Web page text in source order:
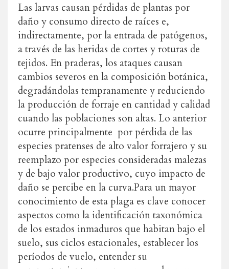
Las larvas causan pérdidas de plantas por
daño y consumo directo de raíces e,
indirectamente, por la entrada de patógenos,
a través de las heridas de cortes y roturas de
tejidos. En praderas, los ataques causan
cambios severos en la composición botánica,
degradándolas tempranamente y reduciendo
la producción de forraje en cantidad y calidad
cuando las poblaciones son altas. Lo anterior
ocurre principalmente por pérdida de las
especies pratenses de alto valor forrajero y su
reemplazo por especies consideradas malezas
y de bajo valor productivo, cuyo impacto de
daño se percibe en la curva.Para un mayor
conocimiento de esta plaga es clave conocer
aspectos como la identificación taxonómica
de los estados inmaduros que habitan bajo el
suelo, sus ciclos estacionales, establecer los
períodos de vuelo, entender su